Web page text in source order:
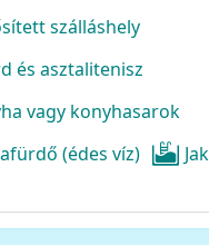
szálláshely
és asztalitenisz
vagy konyhasarok
(édes víz)